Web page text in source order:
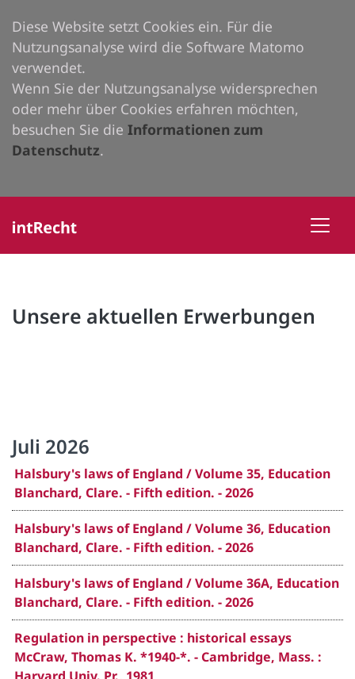
Diese Website setzt Cookies ein. Für die
Nutzungsanalyse wird die Software Matomo
verwendet.
Wenn Sie der Nutzungsanalyse widersprechen
oder mehr über Cookies erfahren möchten,
besuchen Sie die Informationen zum
Datenschutz.
Unsere aktuellen Erwerbungen
Juli 2026
Halsbury's laws of England / Volume 35, Education
Blanchard, Clare. - Fifth edition. - 2026
Halsbury's laws of England / Volume 36, Education
Blanchard, Clare. - Fifth edition. - 2026
Halsbury's laws of England / Volume 36A, Education
Blanchard, Clare. - Fifth edition. - 2026
Regulation in perspective : historical essays
McCraw, Thomas K. *1940-*. - Cambridge, Mass. :